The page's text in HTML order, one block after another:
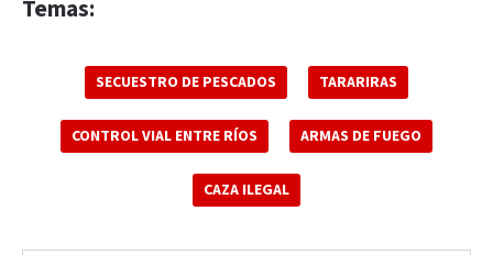
Temas:
SECUESTRO DE PESCADOS TARARIRAS
CONTROL VIAL ENTRE RÍOS ARMAS DE FUEGO
CAZA ILEGAL